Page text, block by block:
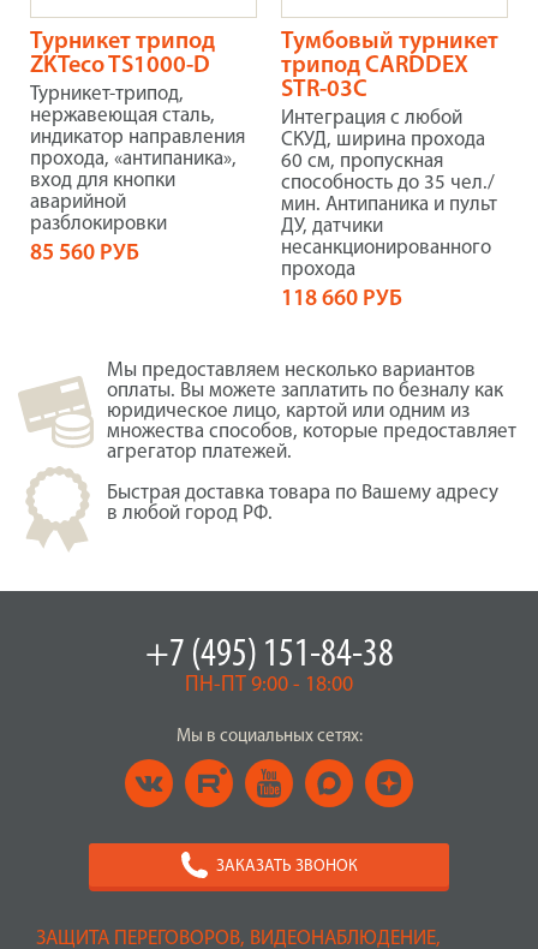
Турникет трипод
ZKTeco TS1000-D
Турникет-трипод,
нержавеющая сталь,
индикатор направления
прохода, «антипаника»,
вход для кнопки
аварийной
разблокировки
85 560 РУБ
Тумбовый турникет
трипод CARDDEX
STR-03C
Интеграция с любой
СКУД, ширина прохода
60 см, пропускная
способность до 35 чел./
мин. Антипаника и пульт
ДУ, датчики
несанкционированного
прохода
118 660 РУБ
Мы предоставляем несколько вариантов
оплаты. Вы можете заплатить по безналу как
юридическое лицо, картой или одним из
множества способов, которые предоставляет
агрегатор платежей.
Быстрая доставка товара по Вашему адресу
в любой город РФ.
ЗАЩИТА ПЕРЕГОВОРОВ, ВИДЕОНАБЛЮДЕНИЕ,
+7 (495) 151-84-38
ПН-ПТ 9:00 - 18:00
Мы в социальных сетях:
ЗАКАЗАТЬ ЗВОНОК